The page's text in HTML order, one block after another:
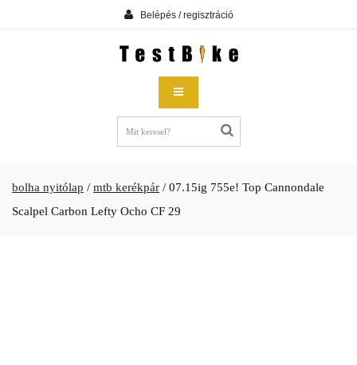
Belépés / regisztráció
bolha nyitólap / mtb kerékpár / 07.15ig 755e! Top Cannondale
Scalpel Carbon Lefty Ocho CF 29